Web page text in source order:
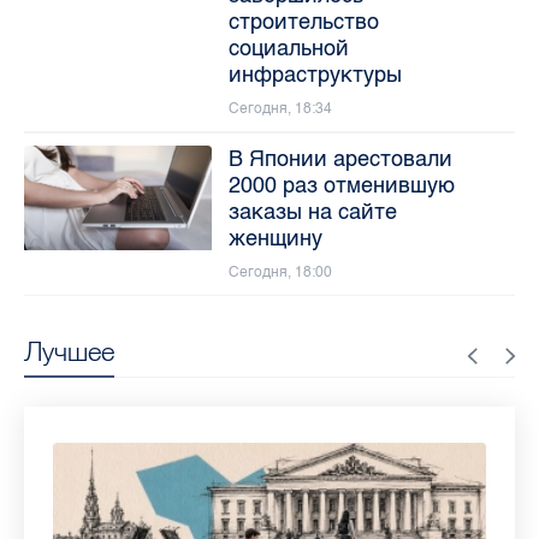
Лучшее
строительство
социальной
инфраструктуры
Сегодня, 18:34
В Японии арестовали
2000 раз отменившую
заказы на сайте
женщину
Сегодня, 18:00